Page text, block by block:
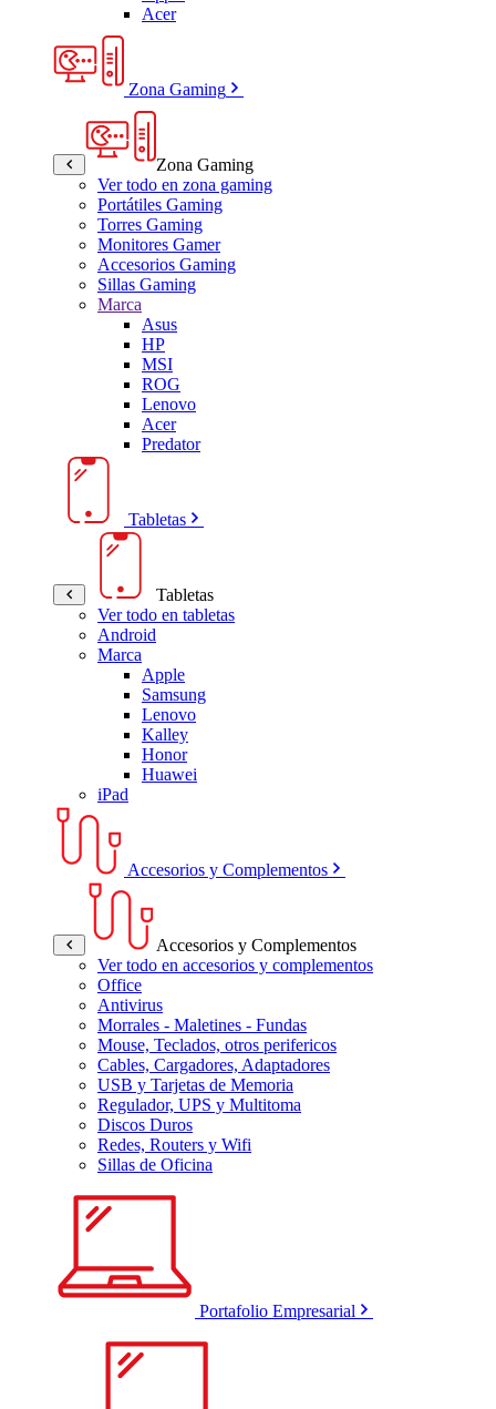
Acer
Zona Gaming
Zona Gaming
Ver todo en zona gaming
Portátiles Gaming
Torres Gaming
Monitores Gamer
Accesorios Gaming
Sillas Gaming
Marca
Asus
HP
MSI
ROG
Lenovo
Acer
Predator
Tabletas
Tabletas
Ver todo en tabletas
Android
Marca
Apple
Samsung
Lenovo
Kalley
Honor
Huawei
iPad
Accesorios y Complementos
Accesorios y Complementos
Ver todo en accesorios y complementos
Office
Antivirus
Morrales - Maletines - Fundas
Mouse, Teclados, otros perifericos
Cables, Cargadores, Adaptadores
USB y Tarjetas de Memoria
Regulador, UPS y Multitoma
Discos Duros
Redes, Routers y Wifi
Sillas de Oficina
Portafolio Empresarial